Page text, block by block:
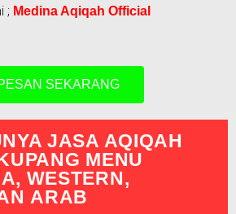
; Medina Aqiqah Official
SEKARANG
JASA AQIQAH
MENU
WESTERN,
ARAB